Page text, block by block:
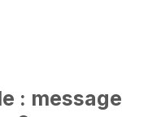
: message